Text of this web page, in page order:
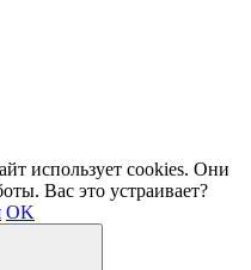
использует cookies. Они
Вас это устраивает?
OK